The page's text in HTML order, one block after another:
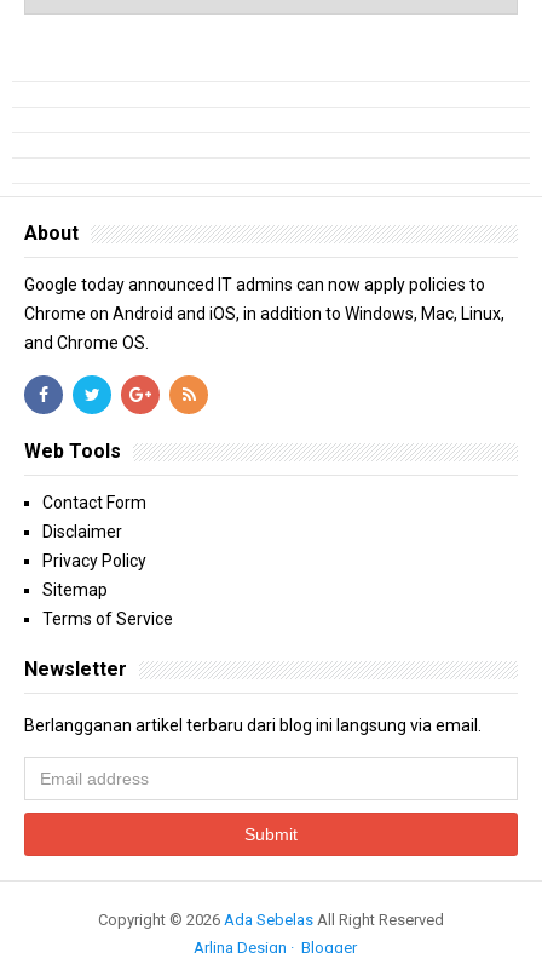
About
Google today announced IT admins can now apply policies to
Chrome on Android and iOS, in addition to Windows, Mac, Linux,
and Chrome OS.
Web Tools
Contact Form
Disclaimer
Privacy Policy
Sitemap
Terms of Service
Newsletter
Berlangganan artikel terbaru dari blog ini langsung via email.
Copyright © 2026 Ada Sebelas All Right Reserved
Arlina Design
Blogger